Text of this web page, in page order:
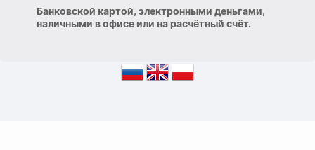
Банковской картой, электронными деньгами,
наличными в офисе или на расчётный счёт.